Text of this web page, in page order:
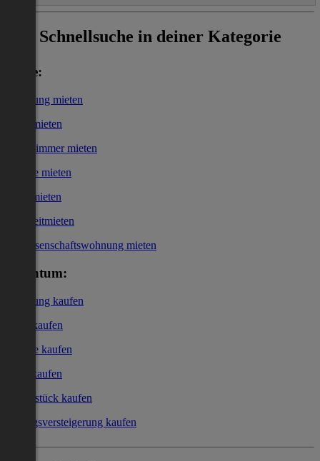
Schnellsuche in deiner Kategorie
Miete:
Wohnung mieten
Haus mieten
WG-Zimmer mieten
Garage mieten
Büro mieten
Kurzzeitmieten
Genossenschaftswohnung mieten
Eigentum:
Wohnung kaufen
Haus kaufen
Garage kaufen
Büro kaufen
Grundstück kaufen
Zwangsversteigerung kaufen